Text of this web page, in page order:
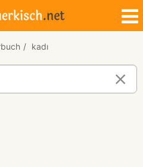
kadı